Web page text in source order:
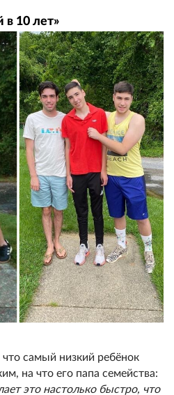
в 10 лет»
самый низкий ребёнок
на что его папа семейства:
это настолько быстро, что